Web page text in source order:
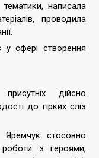
написала
проводила
сфері створення
дійсно
до гірких сліз
Яремчук стосовно
з героями,